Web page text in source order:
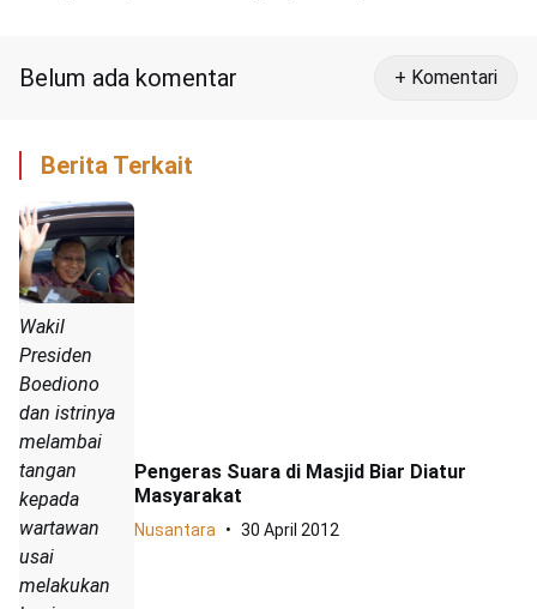
Belum ada komentar + Komentari
Berita Terkait
Wakil
Presiden
Boediono
dan istrinya
melambai
tangan
kepada
wartawan
usai
melakukan
Pengeras Suara di Masjid Biar Diatur
Masyarakat
Nusantara 30 April 2012